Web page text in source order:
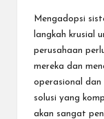
Mengadopsi
langkah krusial
perusahaan
mereka dan
operasional dan
solusi yang
akan sangat